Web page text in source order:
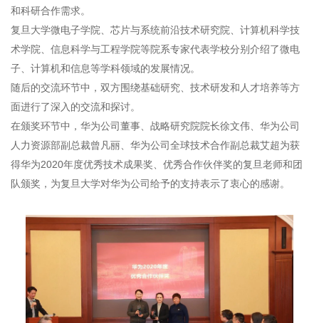
和科研合作需求。
复旦大学微电子学院、芯片与系统前沿技术研究院、计算机科学技
术学院、信息科学与工程学院等院系专家代表学校分别介绍了微电
子、计算机和信息等学科领域的发展情况。
随后的交流环节中，双方围绕基础研究、技术研发和人才培养等方
面进行了深入的交流和探讨。
在颁奖环节中，华为公司董事、战略研究院院长徐文伟、华为公司
人力资源部副总裁曾凡丽、华为公司全球技术合作副总裁艾超为获
得华为2020年度优秀技术成果奖、优秀合作伙伴奖的复旦老师和团
队颁奖，为复旦大学对华为公司给予的支持表示了衷心的感谢。